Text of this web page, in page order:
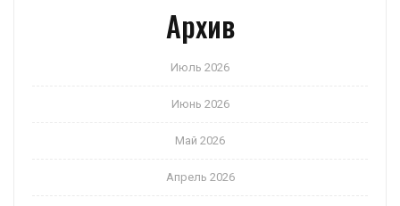
Архив
Июль 2026
Июнь 2026
Май 2026
Апрель 2026